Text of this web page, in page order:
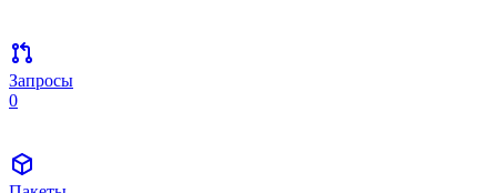
Запросы
0